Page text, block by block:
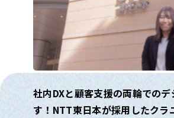
社内DXと顧客支援の両輪での
す！NTT東日本が採用したク